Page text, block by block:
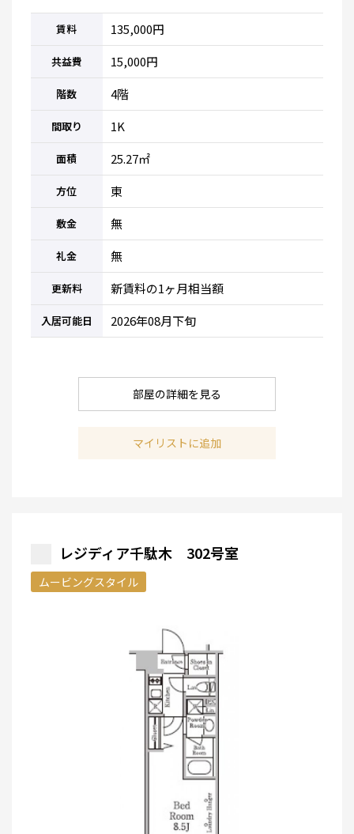
賃料 135,000円
共益費 15,000円
階数 4階
間取り 1K
面積 25.27㎡
方位 東
敷金 無
礼金 無
更新料 新賃料の1ヶ月相当額
入居可能日 2026年08月下旬
部屋の詳細を見る
マイリストに追加
レジディア千駄木 302号室
ムービングスタイル